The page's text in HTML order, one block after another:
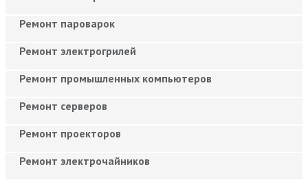
Ремонт пароварок
Ремонт электрогрилей
Ремонт промышленных компьютеров
Ремонт серверов
Ремонт проекторов
Ремонт электрочайников